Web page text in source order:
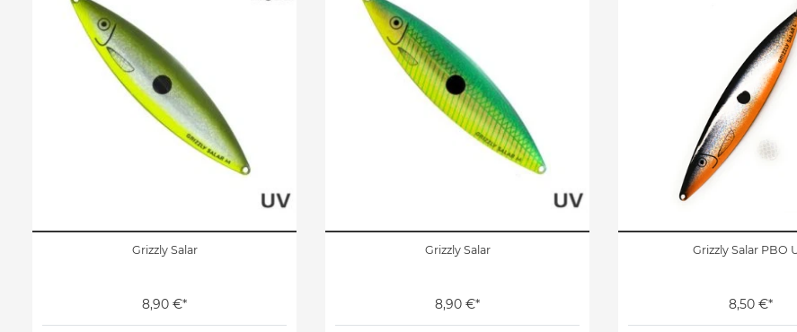
Grizzly Salar
8,90 €*
Grizzly Salar
8,90 €*
Grizzly Salar PBO
8,50 €*